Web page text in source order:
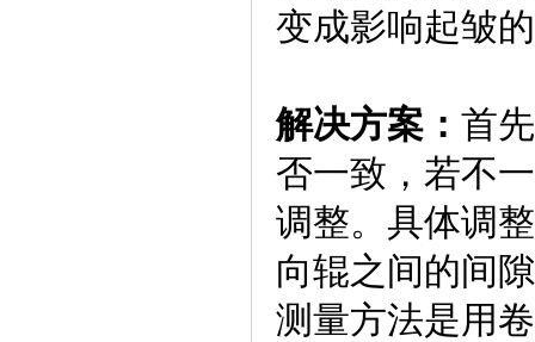
变成影响起皱
解决方案： 首
否一致，若不
调整。具体调
向辊之间的间
测量方法是用